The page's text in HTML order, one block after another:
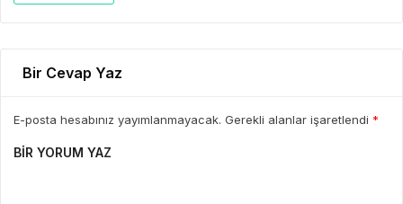
Bir Cevap Yaz
E-posta hesabınız yayımlanmayacak. Gerekli alanlar işaretlendi *
BIR YORUM YAZ